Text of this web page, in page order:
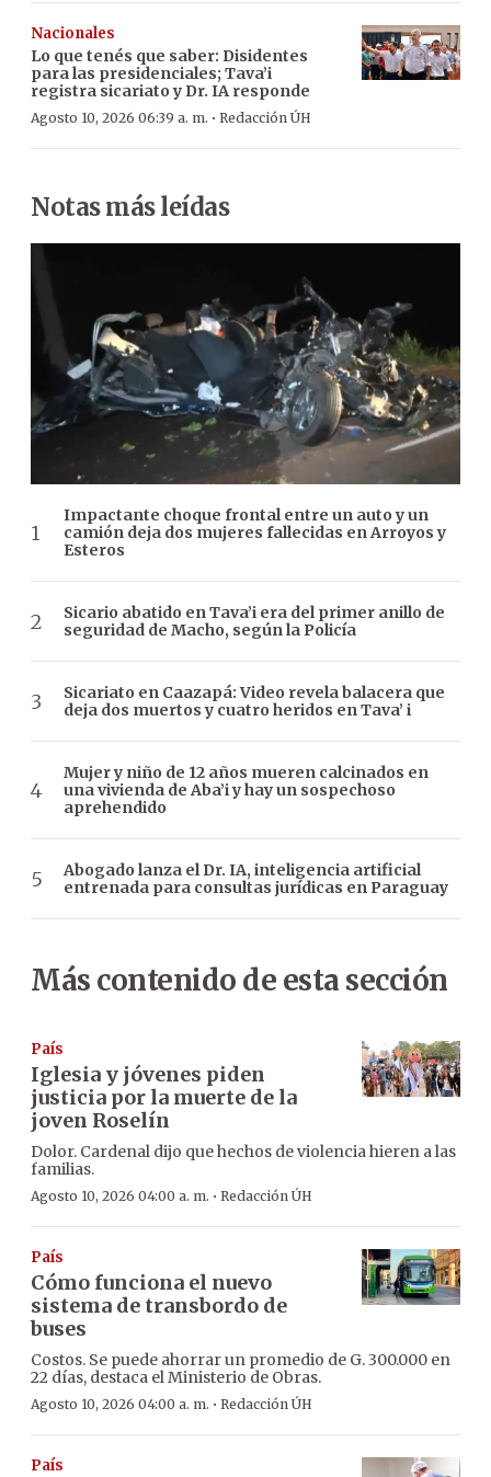
Nacionales
Lo que tenés que saber: Disidentes
para las presidenciales; Tava’i
registra sicariato y Dr. IA responde
Agosto 10, 2026 06:39 a. m. · Redacción ÚH
Notas más leídas
Impactante choque frontal entre un auto y un
camión deja dos mujeres fallecidas en Arroyos y
Esteros
Sicario abatido en Tava’i era del primer anillo de
seguridad de Macho, según la Policía
Sicariato en Caazapá: Video revela balacera que
deja dos muertos y cuatro heridos en Tava’ i
Mujer y niño de 12 años mueren calcinados en
una vivienda de Aba’i y hay un sospechoso
aprehendido
Abogado lanza el Dr. IA, inteligencia artificial
entrenada para consultas jurídicas en Paraguay
Más contenido de esta sección
País
Iglesia y jóvenes piden
justicia por la muerte de la
joven Roselín
Dolor. Cardenal dijo que hechos de violencia hieren a las
familias.
Agosto 10, 2026 04:00 a. m. · Redacción ÚH
País
Cómo funciona el nuevo
sistema de transbordo de
buses
Costos. Se puede ahorrar un promedio de G. 300.000 en
22 días, destaca el Ministerio de Obras.
Agosto 10, 2026 04:00 a. m. · Redacción ÚH
País